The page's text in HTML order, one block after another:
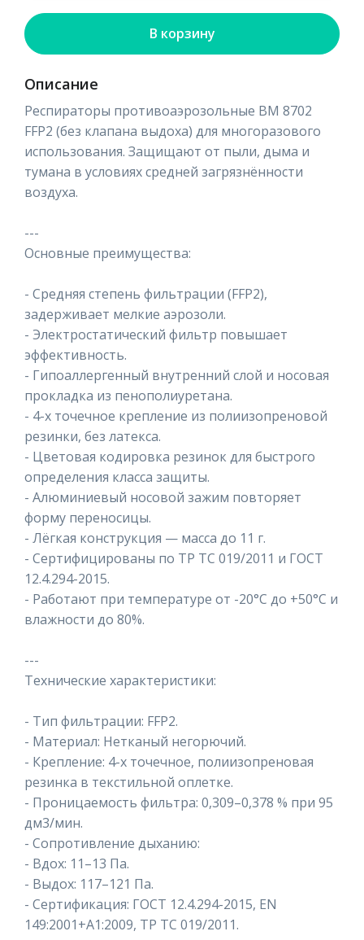
В корзину
Описание
Респираторы противоаэрозольные ВМ 8702
FFP2 (без клапана выдоха) для многоразового
использования. Защищают от пыли, дыма и
тумана в условиях средней загрязнённости
воздуха.
---
Основные преимущества:
- Средняя степень фильтрации (FFP2),
задерживает мелкие аэрозоли.
- Электростатический фильтр повышает
эффективность.
- Гипоаллергенный внутренний слой и носовая
прокладка из пенополиуретана.
- 4-х точечное крепление из полиизопреновой
резинки, без латекса.
- Цветовая кодировка резинок для быстрого
определения класса защиты.
- Алюминиевый носовой зажим повторяет
форму переносицы.
- Лёгкая конструкция — масса до 11 г.
- Сертифицированы по ТР ТС 019/2011 и ГОСТ
12.4.294-2015.
- Работают при температуре от -20°C до +50°C и
влажности до 80%.
---
Технические характеристики:
- Тип фильтрации: FFP2.
- Материал: Нетканый негорючий.
- Крепление: 4-х точечное, полиизопреновая
резинка в текстильной оплетке.
- Проницаемость фильтра: 0,309–0,378 % при 95
дм3/мин.
- Сопротивление дыханию:
- Вдох: 11–13 Па.
- Выдох: 117–121 Па.
- Сертификация: ГОСТ 12.4.294-2015, EN
149:2001+A1:2009, ТР ТС 019/2011.